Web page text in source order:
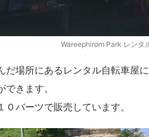
Wareephirom Park レンタ
だ場所にあるレンタル自転車屋
きます。
０バーツで販売しています。